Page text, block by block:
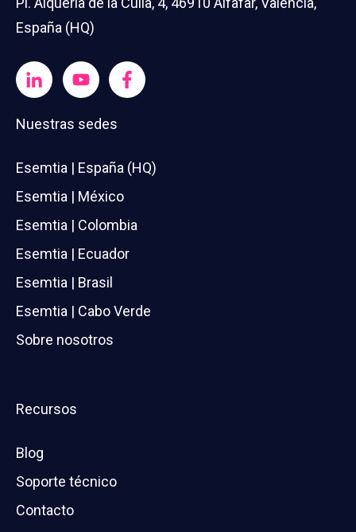
España (HQ)
Nuestras sedes
Esemtia | España (HQ)
Esemtia | México
Esemtia | Colombia
Esemtia | Ecuador
Esemtia | Brasil
Esemtia | Cabo Verde
Sobre nosotros
Recursos
Blog
Soporte técnico
Contacto